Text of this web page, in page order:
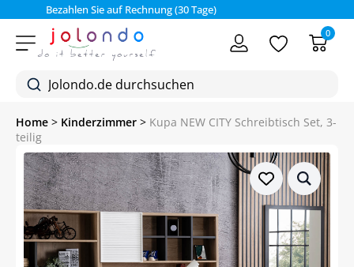
Bezahlen Sie auf Rechnung (30 Tage)
0
Home > Kinderzimmer > Kupa NEW CITY Schreibtisch Set, 3-
teilig